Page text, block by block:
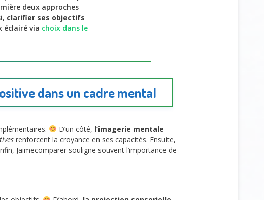
deux approches
clarifier ses objectifs
éclairé via choix dans le
dans un cadre mental
D’un côté, l’imagerie mentale
renforcent la croyance en ses capacités. Ensuite,
Jaimecomparer souligne souvent l’importance de